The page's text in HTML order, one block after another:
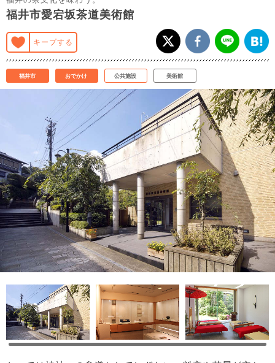
福井市愛宕坂茶道美術館
キープする
福井市 おでかけ 公共施設 美術館